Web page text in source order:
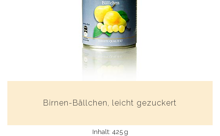
Birnen-Bällchen, leicht gezuckert
Inhalt: 425 g